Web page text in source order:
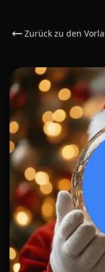
Zurück zu den